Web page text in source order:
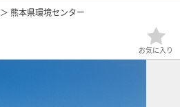
＞ 熊本県環境センター
お気に入り